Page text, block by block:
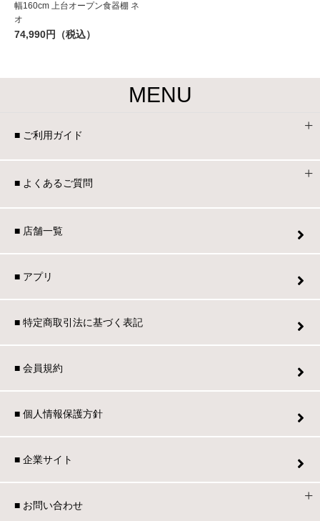
幅160cm 上台オープン食器棚 ネ
オ
74,990円（税込）
MENU
■ ご利用ガイド
■ よくあるご質問
■ 店舗一覧
■ アプリ
■ 特定商取引法に基づく表記
■ 会員規約
■ 個人情報保護方針
■ 企業サイト
■ お問い合わせ